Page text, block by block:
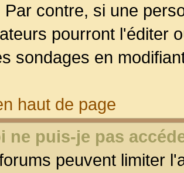
Par contre, si une
pourront l'éditer
sondages en
haut de page
ne puis-je pas
peuvent limiter